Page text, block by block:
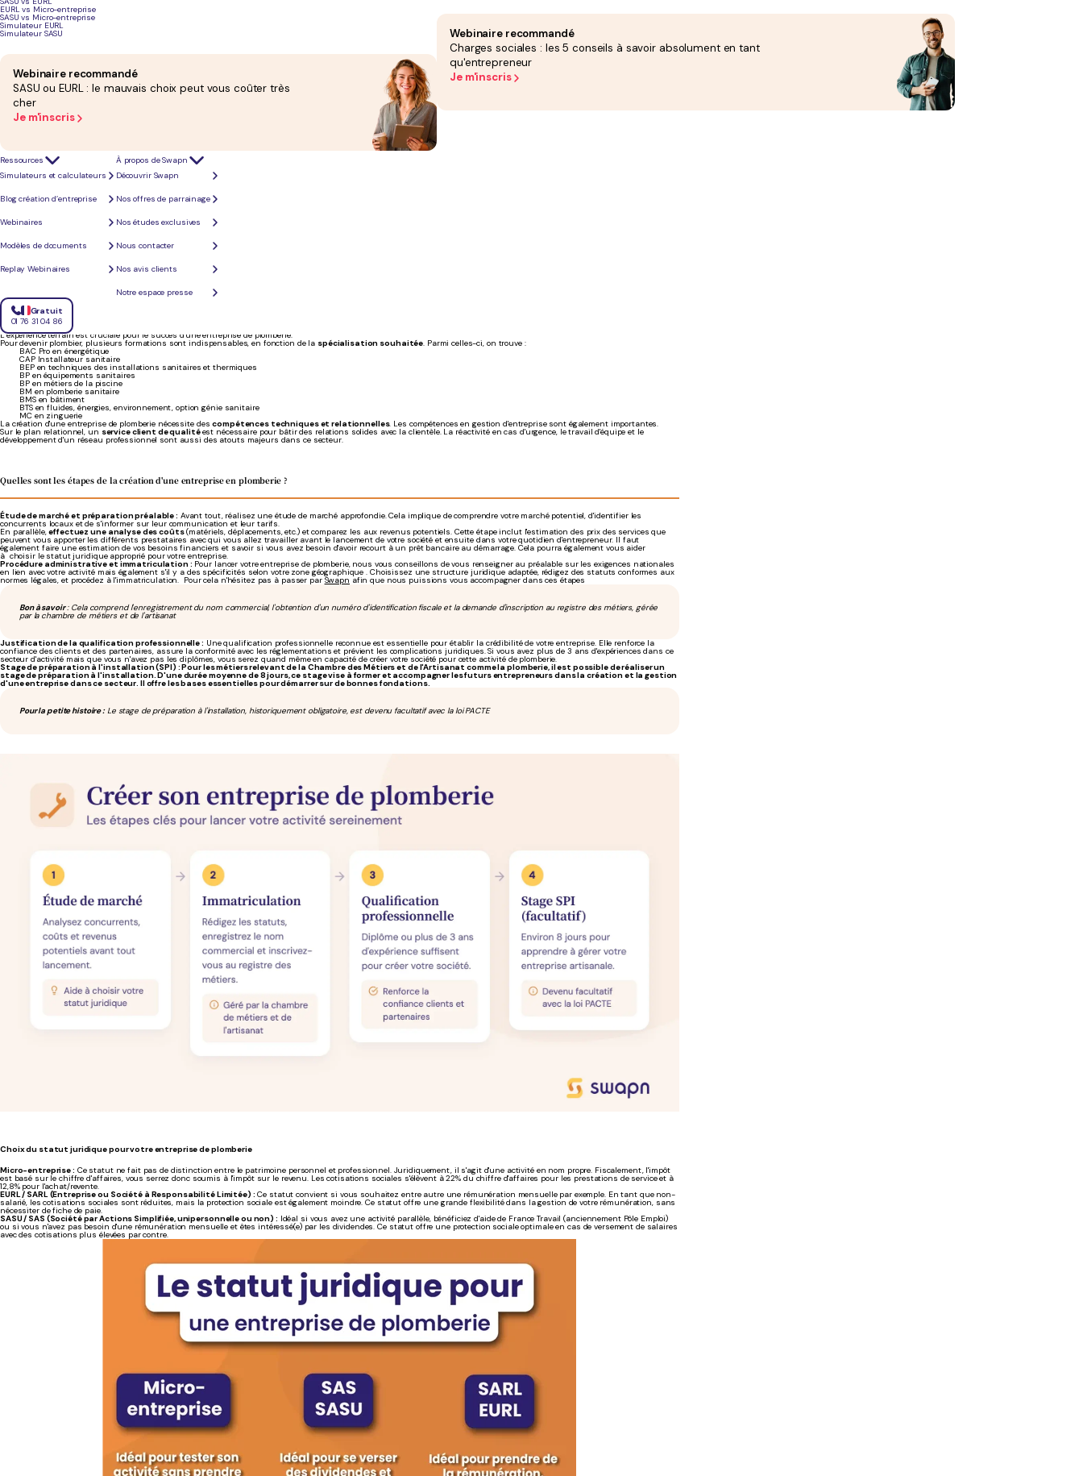
EURL vs Micro-entreprise
SASU vs Micro-entreprise
Simulateur EURL
Simulateur SASU
Webinaire recommandé
SASU ou EURL : le mauvais choix peut vous coûter très
cher
Je m'inscris
Webinaire recommandé
Charges sociales : les 5 conseils à savoir absolument en tant
qu'entrepreneur
Je m'inscris
Ressources
Simulateurs et calculateurs
Blog création d’entreprise
Webinaires
Modèles de documents
Replay Webinaires
À propos de Swapn
Découvrir Swapn
Nos offres de parrainage
Nos études exclusives
Nous contacter
Nos avis clients
Notre espace presse
Gratuit
01 76 31 04 86
Quelles sont les formations pour devenir plombier ?
Pour créer une entreprise dans le domaine de la plomberie, il est nécessaire :
D’êtretitulaire d’un CAP, BEP
Ou de justifier d’une
L’expérience terrain est cruciale pour le succès d'une entreprise de plomberie.
Pour devenir plombier, plusieurs formations sont indispensables, en fonction de la spécialisation souhaitée. Parmi celles-ci, on trouve :
BAC Pro en énergétique
CAP Installateur sanitaire
BEP en techniques des installations sanitaires et thermiques
BP en équipements sanitaires
BP en métiers de la piscine
BM en plomberie sanitaire
BMS en bâtiment
BTS en fluides, énergies, environnement, option génie sanitaire
MC en zinguerie
La création d'une entreprise de plomberie nécessite descompétences techniques et relationnelles. Les compétences en gestion d'entreprise sont également importantes.
Sur le plan relationnel, un service client de qualitéest nécessaire pour bâtir des relations solides avec la clientèle. La réactivité en cas d'urgence, le travail d'équipe et le
développement d'un réseau professionnel sont aussi des atouts majeurs dans ce secteur.
Quelles sont les étapes de la création d'une entreprise en plomberie ?
Étude de marché et préparation préalable : Avant tout, réalisez une étude de marché approfondie. Cela implique de comprendre votre marché potentiel, d'identifier les
concurrents locaux et de s'informer sur leur communication et leur tarifs.
En parallèle,effectuez une analyse des coûts(matériels, déplacements, etc.) et comparez les aux revenus potentiels. Cette étape inclut l'estimation des prix des services que
peuvent vous apporter les différents prestataires avec qui vous allez travailler avant le lancement de votre société et ensuite dans votre quotidien d'entrepreneur. Il faut
également faire une estimation de vos besoins financiers et savoir si vous avez besoin d'avoir recourt à un prêt bancaire au démarrage. Cela pourra également vous aider
à choisir le statut juridique approprié pour votre entreprise.
Procédure administrative et immatriculation : Pour lancer votre entreprise de plomberie, nous vous conseillons de vous renseigner au préalable sur les exigences nationales
en lien avec votre activité mais également s'il y a des spécificités selon votre zone géographique . Choisissez une structure juridique adaptée, rédigez des statuts conformes aux
normes légales, et procédez à l'immatriculation. Pour cela n'hésitez pas à passer parSwapn afin que nous puissions vous accompagner dans ces étapes
Bon à savoir: Cela comprend l'enregistrement du nom commercial, l'obtention d'un numéro d'identification fiscale et la demande d'inscription au registre des métiers, gérée
par la chambre de métiers et de l'artisanat
Justification de la qualification professionnelle : Une qualification professionnelle reconnue est essentielle pour établir la crédibilité de votre entreprise. Elle renforce la
confiance des clients et des partenaires, assure la conformité avec les réglementations et prévient les complications juridiques. Si vous avez plus de 3 ans d'expériences dans ce
secteur d'activité mais que vous n'avez pas les diplômes, vous serez quand même en capacité de créer votre société pour cette activité de plomberie.
Stage de préparation à l'installation (SPI) : Pour les métiers relevant de la Chambre des Métiers et de l'Artisanat comme la plomberie, il est possible de réaliser un
stage de préparation à l'installation. D'une durée moyenne de 8 jours, ce stage vise à former et accompagner les futurs entrepreneurs dans la création et la gestion
d'une entreprise dans ce secteur. Il offre les bases essentielles pour démarrer sur de bonnes fondations.
Pour la petite histoire :Le stage de préparation à l'installation, historiquement obligatoire, est devenu facultatif avec la loi PACTE
Choix du statut juridique pour votre entreprise de plomberie
Micro-entreprise : Ce statut ne fait pas de distinction entre le patrimoine personnel et professionnel. Juridiquement, il s'agit d'une activité en nom propre. Fiscalement, l'impôt
est basé sur le chiffre d'affaires, vous serrez donc soumis à l'impôt sur le revenu. Les cotisations sociales s'élèvent à 22% du chiffre d'affaires pour les prestations de service et à
12,8% pour l'achat/revente.
EURL / SARL (Entreprise ou Société à Responsabilité Limitée) : Ce statut convient si vous souhaitez entre autre une rémunération mensuelle par exemple. En tant que non-
salarié, les cotisations sociales sont réduites, mais la protection sociale est également moindre. Ce statut offre une grande flexibilité dans la gestion de votre rémunération, sans
nécessiter de fiche de paie.
SASU / SAS (Société par Actions Simplifiée, unipersonnelle ou non) : Idéal si vous avez une activité parallèle, bénéficiez d'aide de France Travail (anciennement Pôle Emploi)
ou si vous n'avez pas besoin d'une rémunération mensuelle et êtes intéressé(e) par les dividendes. Ce statut offre une protection sociale optimale en cas de versement de salaires
avec des cotisations plus élevées par contre.